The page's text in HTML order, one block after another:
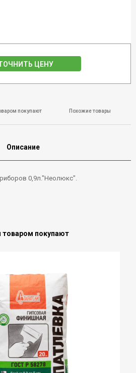
ЦЕНУ
покупают Похожие товары
Описание
0,9л."Неолюкс".
товаром покупают